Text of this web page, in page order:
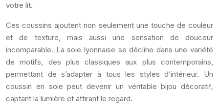
votre lit.
Ces coussins ajoutent non seulement une touche de couleur
et de texture, mais aussi une sensation de douceur
incomparable. La soie lyonnaise se décline dans une variété
de motifs, des plus classiques aux plus contemporains,
permettant de s’adapter à tous les styles d’intérieur. Un
coussin en soie peut devenir un véritable bijou décoratif,
captant la lumière et attirant le regard.